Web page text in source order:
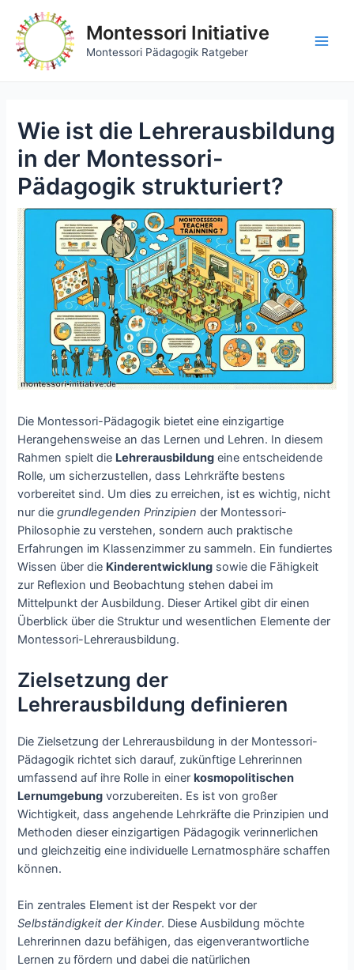
Inhalt
springen
Montessori Initiative
Montessori Pädagogik Ratgeber
Wie ist die Lehrerausbildung
in der Montessori-
Pädagogik strukturiert?
Die Montessori-Pädagogik bietet eine einzigartige
Herangehensweise an das Lernen und Lehren. In diesem
Rahmen spielt die Lehrerausbildung eine entscheidende
Rolle, um sicherzustellen, dass Lehrkräfte bestens
vorbereitet sind. Um dies zu erreichen, ist es wichtig, nicht
nur diegrundlegenden Prinzipien der Montessori-
Philosophie zu verstehen, sondern auch praktische
Erfahrungen im Klassenzimmer zu sammeln. Ein fundiertes
Wissen über die Kinderentwicklung sowie die Fähigkeit
zur Reflexion und Beobachtung stehen dabei im
Mittelpunkt der Ausbildung. Dieser Artikel gibt dir einen
Überblick über die Struktur und wesentlichen Elemente der
Montessori-Lehrerausbildung.
Zielsetzung der
Lehrerausbildung definieren
Die Zielsetzung der Lehrerausbildung in der Montessori-
Pädagogik richtet sich darauf, zukünftige Lehrerinnen
umfassend auf ihre Rolle in einerkosmopolitischen
Lernumgebung vorzubereiten. Es ist von großer
Wichtigkeit, dass angehende Lehrkräfte die Prinzipien und
Methoden dieser einzigartigen Pädagogik verinnerlichen
und gleichzeitig eine individuelle Lernatmosphäre schaffen
können.
Ein zentrales Element ist der Respekt vor der
Selbständigkeit der Kinder. Diese Ausbildung möchte
Lehrerinnen dazu befähigen, das eigenverantwortliche
Lernen zu fördern und dabei die natürlichen